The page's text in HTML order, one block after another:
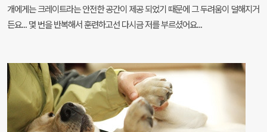
개에게는 크레이트라는 안전한 공간이 제공 되었기 때문에 그 두려움이 덜해지거
든요... 몇 번을 반복해서 훈련하고선 다시금 저를 부르셨어요...